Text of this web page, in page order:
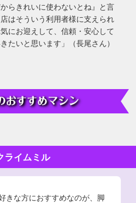
らきれいに使わないとね』と言
はそういう利用者様に支えられ
にお迎えして、信頼・安心して
たいと思います」（長尾さん）
ライムミル
きな方におすすめなのが、脚